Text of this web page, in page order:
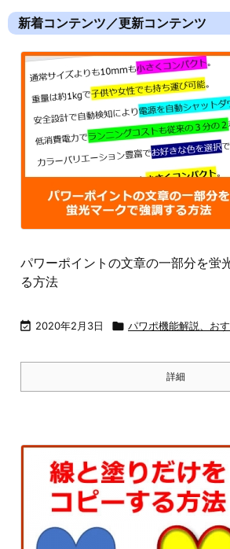
新着コンテンツ／更新コンテンツ
パワーポイントの文章の一部分を蛍
る方法
 2020年2月3日  パワポ機能解説、お
詳細